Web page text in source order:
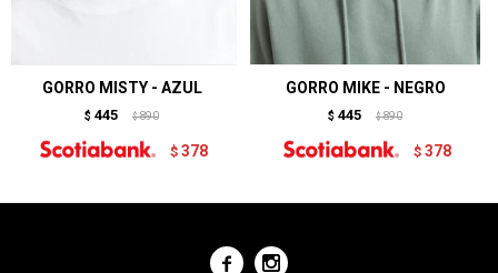
GORRO MISTY - AZUL
$ 445 $ 890
$ 378
GORRO MIKE - NEGRO
$ 445 $ 890
$ 378
 